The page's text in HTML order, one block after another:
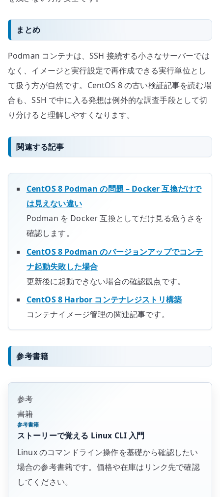
まとめ
Podman コンテナは、SSH 接続する小さなサーバーでは
なく、イメージと実行設定で再作成できる実行単位とし
て扱う方が自然です。CentOS 8 の古い検証記事を読む場
合も、SSH で中に入る発想は例外的な調査手段として切
り分けると理解しやすくなります。
関連する記事
CentOS 8 Podman の問題 – Docker 互換だけで
は見えない違い
Podman を Docker 互換としてだけ見る危うさを
確認します。
CentOS 8 Podman のバージョンアップでコンテ
ナ起動失敗した場合
更新後に起動できない場合の確認観点です。
CentOS 8 Harbor コンテナレジストリ構築
コンテナイメージ管理の関連記事です。
参考書籍
参考
書籍
参考書籍
ストーリーで覚える Linux CLI 入門
Linux のコマンドライン操作を基礎から確認したい
場合の参考書籍です。価格や在庫はリンク先で確認
してください。